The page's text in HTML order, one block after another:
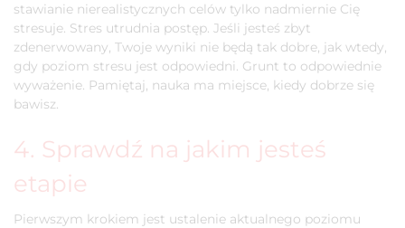
stawianie nierealistycznych celów tylko nadmiernie Cię
stresuje. Stres utrudnia postęp. Jeśli jesteś zbyt
zdenerwowany, Twoje wyniki nie będą tak dobre, jak wtedy,
gdy poziom stresu jest odpowiedni. Grunt to odpowiednie
wyważenie. Pamiętaj, nauka ma miejsce, kiedy dobrze się
bawisz.
4. Sprawdź na jakim jesteś
etapie
Pierwszym krokiem jest ustalenie aktualnego poziomu